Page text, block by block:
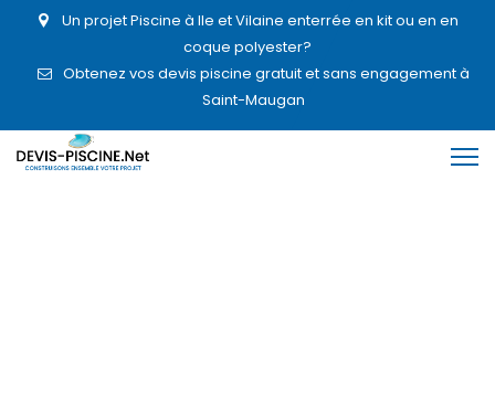
Un projet Piscine à Ile et Vilaine enterrée en kit ou en en
coque polyester?
Obtenez vos devis piscine gratuit et sans engagement à
Saint-Maugan